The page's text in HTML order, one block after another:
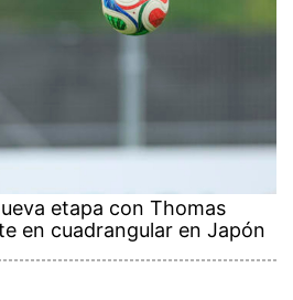
etapa con Thomas
en cuadrangular en Japón